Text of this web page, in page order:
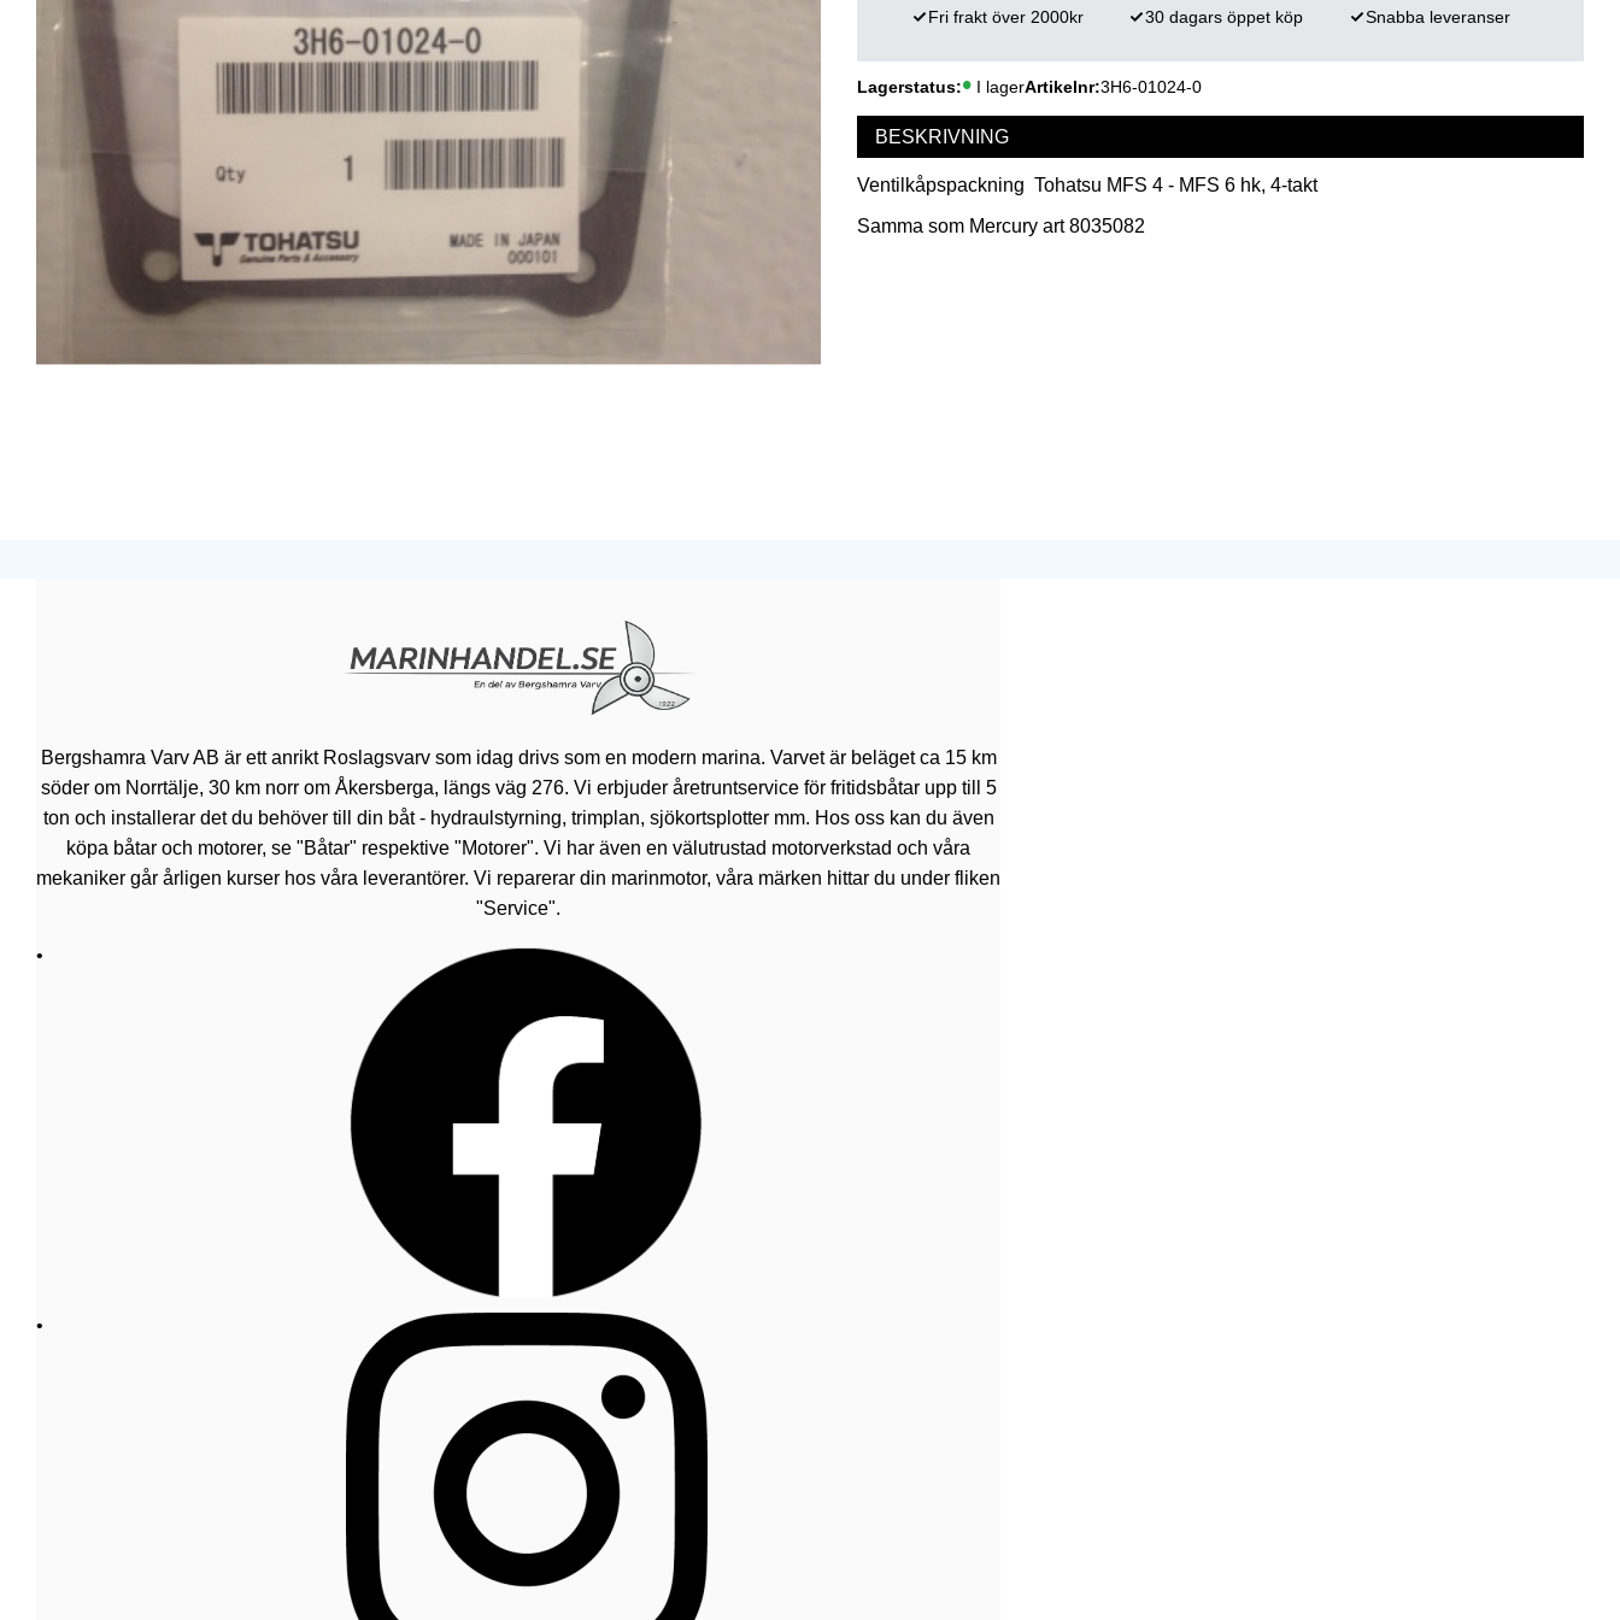
Lagerstatus I lagerArtikelnr 3H6-01024-0
Fri frakt över 2000kr 30 dagars öppet köp Snabba leveranser
BESKRIVNING
Ventilkåpspackning Tohatsu MFS 4 - MFS 6 hk, 4-takt
Samma som Mercury art 8035082
Bergshamra Varv AB är ett anrikt Roslagsvarv som idag drivs som en modern marina. Varvet är beläget ca 15 km
söder om Norrtälje, 30 km norr om Åkersberga, längs väg 276. Vi erbjuder åretruntservice för fritidsbåtar upp till 5
ton och installerar det du behöver till din båt - hydraulstyrning, trimplan, sjökortsplotter mm. Hos oss kan du även
köpa båtar och motorer, se "Båtar" respektive "Motorer". Vi har även en välutrustad motorverkstad och våra
mekaniker går årligen kurser hos våra leverantörer. Vi reparerar din marinmotor, våra märken hittar du under fliken
"Service".